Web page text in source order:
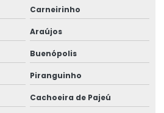
Carneirinho
Araújos
Buenópolis
Piranguinho
Cachoeira de Pajeú